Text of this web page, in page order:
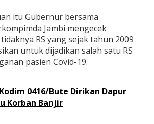
itu Gubernur bersama
Jambi mengecek
RS yang sejak tahun 2009
untuk dijadikan salah satu RS
pasien Covid-19.
Kodim 0416/Bute Dirikan Dapur
Korban Banjir